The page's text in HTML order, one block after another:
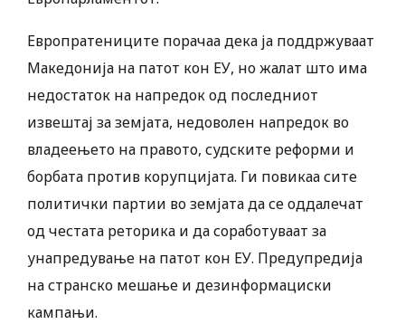
Европратениците порачаа дека ја поддржуваат
Македонија на патот кон ЕУ, но жалат што има
недостаток на напредок од последниот
извештај за земјата, недоволен напредок во
владеењето на правото, судските реформи и
борбата против корупцијата. Ги повикаа сите
политички партии во земјата да се оддалечат
од честата реторика и да соработуваат за
унапредување на патот кон ЕУ. Предупредија
на странско мешање и дезинформациски
кампањи.